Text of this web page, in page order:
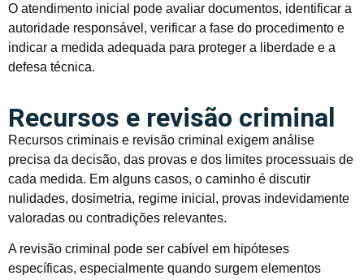
O atendimento inicial pode avaliar documentos, identificar a
autoridade responsável, verificar a fase do procedimento e
indicar a medida adequada para proteger a liberdade e a
defesa técnica.
Recursos e revisão criminal
Recursos criminais e revisão criminal exigem análise
precisa da decisão, das provas e dos limites processuais de
cada medida. Em alguns casos, o caminho é discutir
nulidades, dosimetria, regime inicial, provas indevidamente
valoradas ou contradições relevantes.
A revisão criminal pode ser cabível em hipóteses
específicas, especialmente quando surgem elementos